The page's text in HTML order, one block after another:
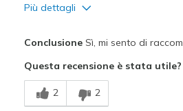
Più dettagli
Breathe Well
Comfortable
ConclusioneSì, mi sento di
Questa recensione è stata utile?
2 2